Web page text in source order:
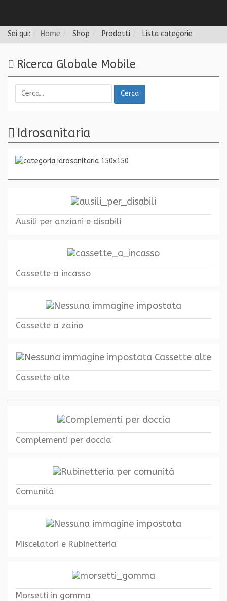
Sei qui: Home Shop Prodotti Lista categorie
Ricerca Globale Mobile
Cerca
Idrosanitaria
Ausili per anziani e disabili
Cassette a incasso
Cassette a zaino
Cassette alte
Complementi per doccia
Comunità
Miscelatori e Rubinetteria
Morsetti in gomma